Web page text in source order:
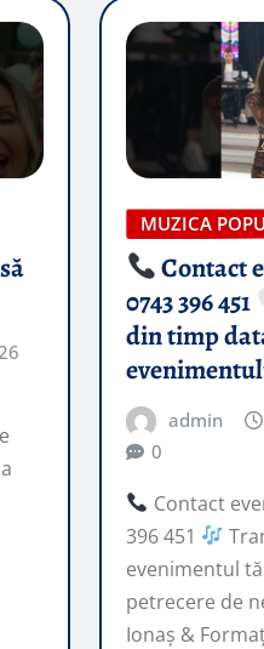
MUZICA
Contact
0743 396 451
din timp
admin
0
Contact
396 451
evenimentul
petrecere de
Ionaș &